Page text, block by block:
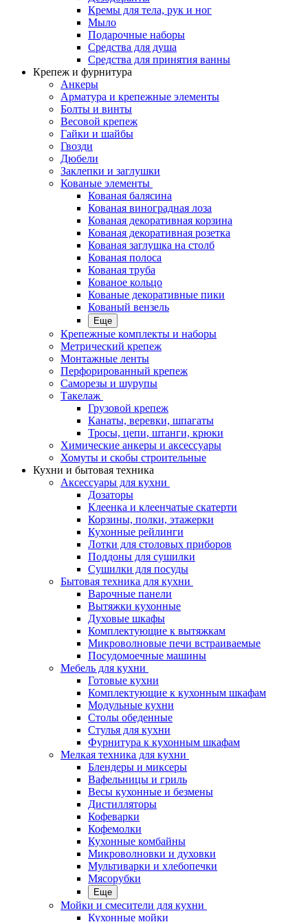
Кремы для тела, рук и ног
Мыло
Подарочные наборы
Средства для душа
Средства для принятия ванны
Крепеж и фурнитура
Анкеры
Арматура и крепежные элементы
Болты и винты
Весовой крепеж
Гайки и шайбы
Гвозди
Дюбели
Заклепки и заглушки
Кованые элементы
Кованая балясина
Кованая виноградная лоза
Кованая декоративная корзина
Кованая декоративная розетка
Кованая заглушка на столб
Кованая полоса
Кованая труба
Кованое кольцо
Кованые декоративные пики
Кованый вензель
Еще
Крепежные комплекты и наборы
Метрический крепеж
Монтажные ленты
Перфорированный крепеж
Саморезы и шурупы
Такелаж
Грузовой крепеж
Канаты, веревки, шпагаты
Тросы, цепи, штанги, крюки
Химические анкеры и аксессуары
Хомуты и скобы строительные
Кухни и бытовая техника
Аксессуары для кухни
Дозаторы
Клеенка и клеенчатые скатерти
Корзины, полки, этажерки
Кухонные рейлинги
Лотки для столовых приборов
Поддоны для сушилки
Сушилки для посуды
Бытовая техника для кухни
Варочные панели
Вытяжки кухонные
Духовые шкафы
Комплектующие к вытяжкам
Микроволновые печи встраиваемые
Посудомоечные машины
Мебель для кухни
Готовые кухни
Комплектующие к кухонным шкафам
Модульные кухни
Столы обеденные
Стулья для кухни
Фурнитура к кухонным шкафам
Мелкая техника для кухни
Блендеры и миксеры
Вафельницы и гриль
Весы кухонные и безмены
Дистилляторы
Кофеварки
Кофемолки
Кухонные комбайны
Микроволновки и духовки
Мультиварки и хлебопечки
Мясорубки
Еще
Мойки и смесители для кухни
Кухонные мойки